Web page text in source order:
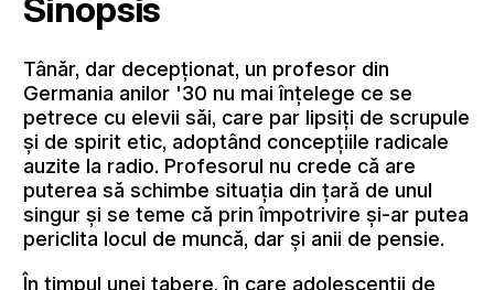
Tânăr, dar decepţionat, un profesor din
Germania anilor '30 nu mai înţelege ce se
petrece cu elevii săi, care par lipsiţi de scrupule
și de spirit etic, adoptând concepţiile radicale
auzite la radio. Profesorul nu crede că are
puterea să schimbe situaţia din ţară de unul
singur şi se teme că prin împotrivire şi-ar putea
periclita locul de muncă, dar şi anii de pensie.
În timpul unei tabere, în care adolescenţii de